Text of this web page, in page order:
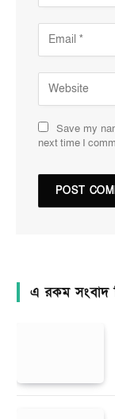
Save my
next time I
এ রকম